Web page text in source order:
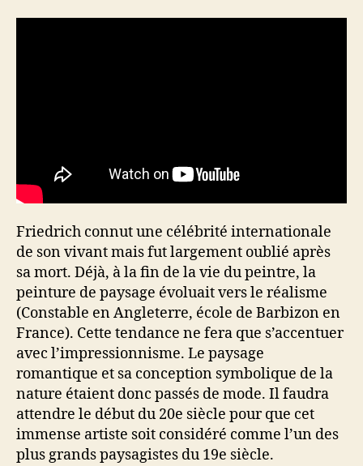
Friedrich connut une célébrité internationale
de son vivant mais fut largement oublié après
sa mort. Déjà, à la fin de la vie du peintre, la
peinture de paysage évoluait vers le réalisme
(Constable en Angleterre, école de Barbizon en
France). Cette tendance ne fera que s’accentuer
avec l’impressionnisme. Le paysage
romantique et sa conception symbolique de la
nature étaient donc passés de mode. Il faudra
attendre le début du 20e siècle pour que cet
immense artiste soit considéré comme l’un des
plus grands paysagistes du 19e siècle.